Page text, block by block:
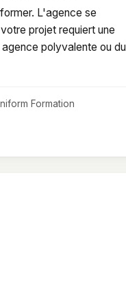
L'agence se
projet requiert une
polyvalente ou du
Formation